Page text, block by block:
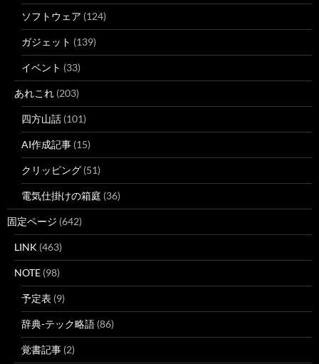
ソフトウェア (124)
ガジェット (139)
イベント (33)
あれこれ (203)
四方山話 (101)
AI作成記事 (15)
クリッピング (51)
電気仕掛けの箱庭 (36)
固定ページ (642)
LINK (463)
NOTE (98)
予定表 (9)
辞典-テック略語 (86)
覚書記事 (2)